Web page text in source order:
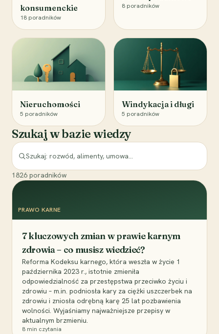
konsumenckie
18 poradników
8 poradników
Nieruchomości
5 poradników
Windykacja i długi
5 poradników
Szukaj w bazie wiedzy
1826 poradników
PRAWO KARNE
7 kluczowych zmian w prawie karnym
zdrowia – co musisz wiedzieć?
Reforma Kodeksu karnego, która weszła w życie 1
października 2023 r., istotnie zmieniła
odpowiedzialność za przestępstwa przeciwko życiu i
zdrowiu – m.in. podniosła kary za ciężki uszczerbek na
zdrowiu i zniosła odrębną karę 25 lat pozbawienia
wolności. Wyjaśniamy najważniejsze przepisy w
aktualnym brzmieniu.
8 min czytania